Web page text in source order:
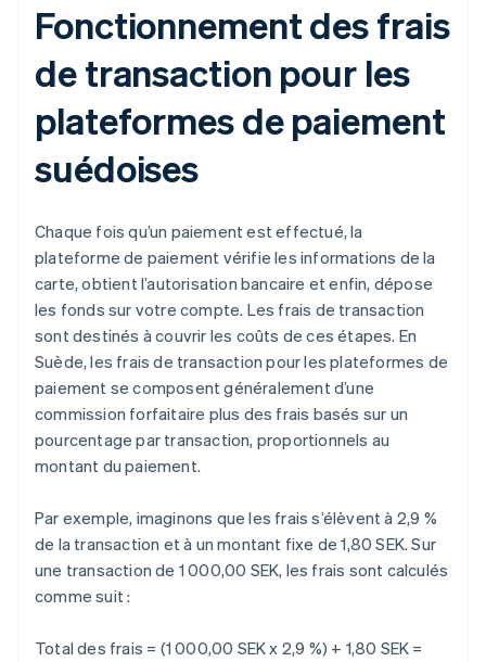
Fonctionnement des frais
de transaction pour les
plateformes de paiement
suédoises
Chaque fois qu’un paiement est effectué, la
plateforme de paiement vérifie les informations de la
carte, obtient l’autorisation bancaire et enfin, dépose
les fonds sur votre compte. Les frais de transaction
sont destinés à couvrir les coûts de ces étapes. En
Suède, les frais de transaction pour les plateformes de
paiement se composent généralement d’une
commission forfaitaire plus des frais basés sur un
pourcentage par transaction, proportionnels au
montant du paiement.
Par exemple, imaginons que les frais s’élèvent à 2,9 %
de la transaction et à un montant fixe de 1,80 SEK. Sur
une transaction de 1 000,00 SEK, les frais sont calculés
comme suit :
Total des frais = (1 000,00 SEK x 2,9 %) + 1,80 SEK =